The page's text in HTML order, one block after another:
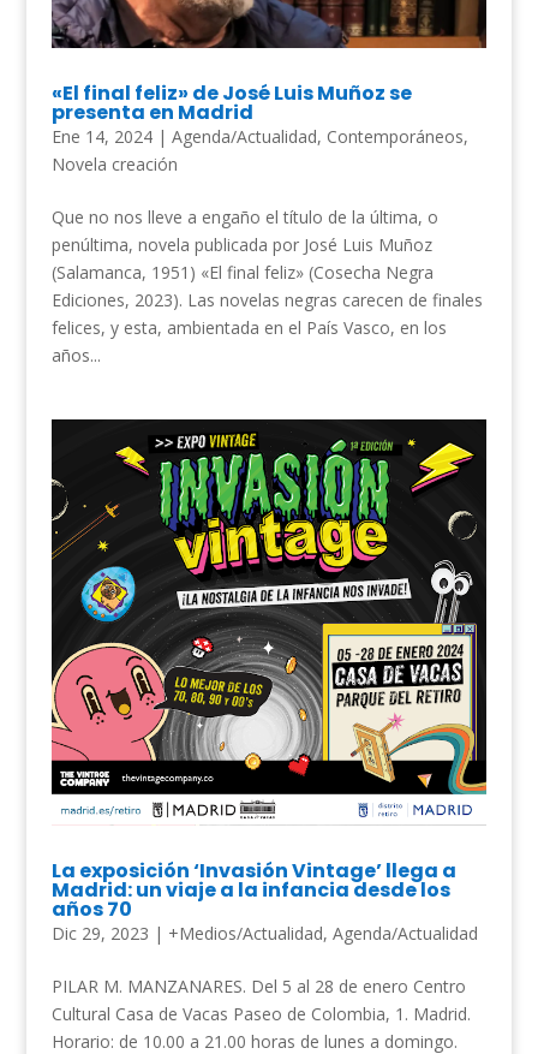
«El final feliz» de José Luis Muñoz se
presenta en Madrid
Ene 14, 2024| Agenda/Actualidad, Contemporáneos,
Novela creación
Que no nos lleve a engaño el título de la última, o
penúltima, novela publicada por José Luis Muñoz
(Salamanca, 1951) «El final feliz» (Cosecha Negra
Ediciones, 2023). Las novelas negras carecen de finales
felices, y esta, ambientada en el País Vasco, en los
años...
La exposición ‘Invasión Vintage’ llega a
Madrid: un viaje a la infancia desde los
años 70
Dic 29, 2023 | +Medios/Actualidad, Agenda/Actualidad
PILAR M. MANZANARES. Del 5 al 28 de enero Centro
Cultural Casa de Vacas Paseo de Colombia, 1. Madrid.
Horario: de 10.00 a 21.00 horas de lunes a domingo.